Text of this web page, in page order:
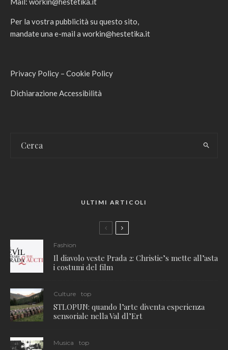
Per la vostra pubblicità su questo sito,
mandate una e-mail a workin@hestetika.it
Privacy Policy – Cookie Policy
Dichiarazione Accessibilità
ULTIMI ARTICOLI
Fashion
Il diavolo veste Prada 2: Christie’s mette all’asta
i costumi del film
Culture top
STLOPUN: quando l’arte diventa esperienza
sensoriale nella Val dl’Ert
Musica top